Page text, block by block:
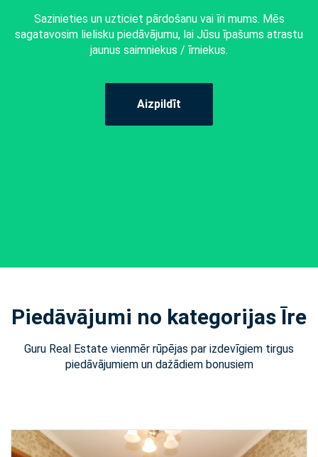
Sazinieties un uzticiet pārdošanu vai īri mums. Mēs
sagatavosim lielisku piedāvājumu, lai Jūsu īpašums atrastu
jaunus saimniekus / īrniekus.
Aizpildīt
Piedāvājumi no kategorijas Īre
Guru Real Estate vienmēr rūpējas par izdevīgiem tirgus
piedāvājumiem un dažādiem bonusiem